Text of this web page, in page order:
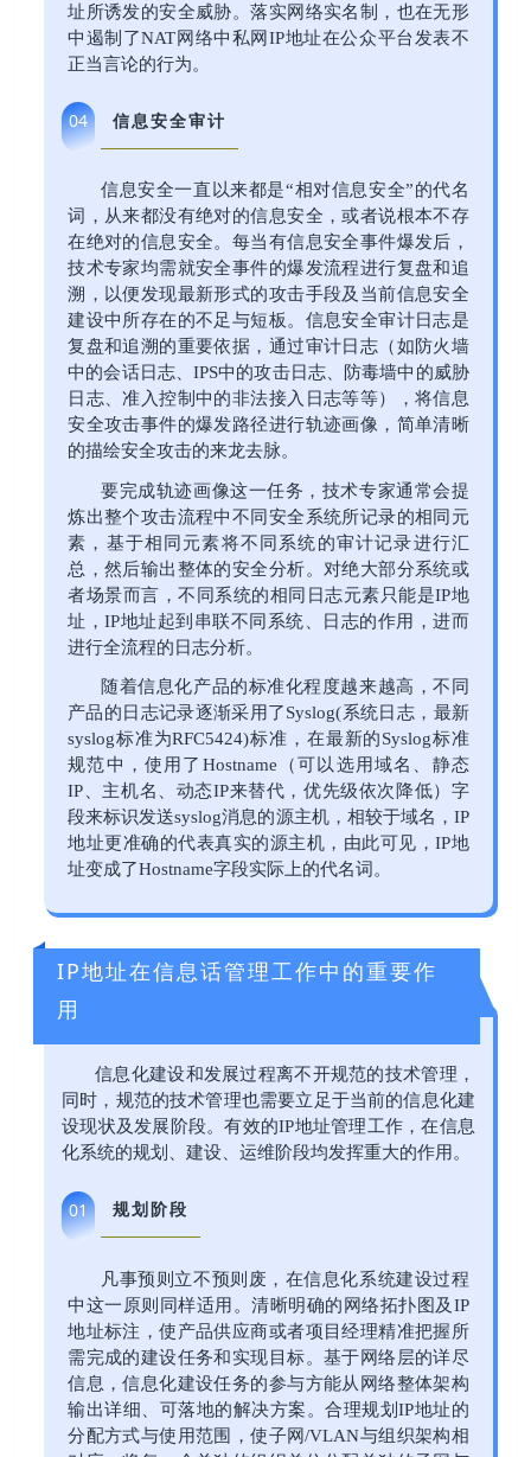
址所诱发的安全威胁。落实网络实名制，也在无形
中遏制了NAT网络中私网IP地址在公众平台发表不
正当言论的行为。
04 信息安全审计
信息安全一直以来都是“相对信息安全”的代名
词，从来都没有绝对的信息安全，或者说根本不存
在绝对的信息安全。每当有信息安全事件爆发后，
技术专家均需就安全事件的爆发流程进行复盘和追
溯，以便发现最新形式的攻击手段及当前信息安全
建设中所存在的不足与短板。信息安全审计日志是
复盘和追溯的重要依据，通过审计日志（如防火墙
中的会话日志、IPS中的攻击日志、防毒墙中的威胁
日志、准入控制中的非法接入日志等等），将信息
安全攻击事件的爆发路径进行轨迹画像，简单清晰
的描绘安全攻击的来龙去脉。
要完成轨迹画像这一任务，技术专家通常会提
炼出整个攻击流程中不同安全系统所记录的相同元
素，基于相同元素将不同系统的审计记录进行汇
总，然后输出整体的安全分析。对绝大部分系统或
者场景而言，不同系统的相同日志元素只能是IP地
址，IP地址起到串联不同系统、日志的作用，进而
进行全流程的日志分析。
随着信息化产品的标准化程度越来越高，不同
产品的日志记录逐渐采用了Syslog(系统日志，最新
syslog标准为RFC5424)标准，在最新的Syslog标准
规范中，使用了Hostname（可以选用域名、静态
IP、主机名、动态IP来替代，优先级依次降低）字
段来标识发送syslog消息的源主机，相较于域名，IP
地址更准确的代表真实的源主机，由此可见，IP地
址变成了Hostname字段实际上的代名词。
IP地址在信息话管理工作中的重要作
用
信息化建设和发展过程离不开规范的技术管理，
同时，规范的技术管理也需要立足于当前的信息化建
设现状及发展阶段。有效的IP地址管理工作，在信息
化系统的规划、建设、运维阶段均发挥重大的作用。
01 规划阶段
凡事预则立不预则废，在信息化系统建设过程
中这一原则同样适用。清晰明确的网络拓扑图及IP
地址标注，使产品供应商或者项目经理精准把握所
需完成的建设任务和实现目标。基于网络层的详尽
信息，信息化建设任务的参与方能从网络整体架构
输出详细、可落地的解决方案。合理规划IP地址的
分配方式与使用范围，使子网/VLAN与组织架构相